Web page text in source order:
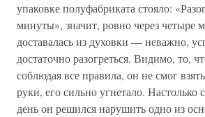
упаковке полуфабриката стояло:
минуты», значит, ровно через четыре
доставалась из духовки — неважно,
достаточно разогреться. Видимо, то,
соблюдая все правила, он не смог
руки, его сильно угнетало. Настолько
день он решился нарушить одно из